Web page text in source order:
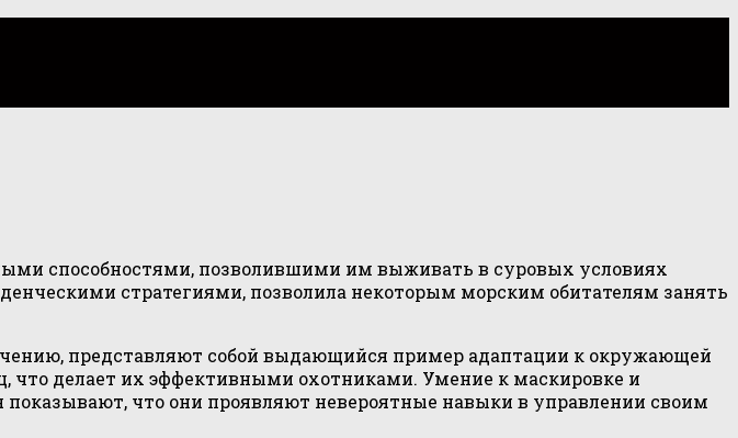
способностями, позволившими им выживать в суровых условиях
стратегиями, позволила некоторым морским обитателям занять
представляют собой выдающийся пример адаптации к окружающей
что делает их эффективными охотниками. Умение к маскировке и
что они проявляют невероятные навыки в управлении своим